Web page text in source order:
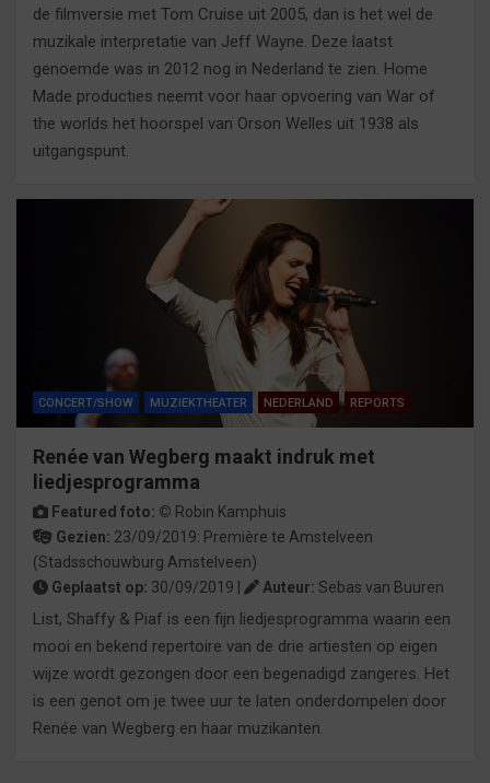
de filmversie met Tom Cruise uit 2005, dan is het wel de
muzikale interpretatie van Jeff Wayne. Deze laatst
genoemde was in 2012 nog in Nederland te zien. Home
Made producties neemt voor haar opvoering van War of
the worlds het hoorspel van Orson Welles uit 1938 als
uitgangspunt.
CONCERT/SHOW MUZIEKTHEATER NEDERLAND REPORTS
Renée van Wegberg maakt indruk met
liedjesprogramma
Featured foto: © Robin Kamphuis
Gezien: 23/09/2019: Première te Amstelveen
(Stadsschouwburg Amstelveen)
Geplaatst op: 30/09/2019 | Auteur: Sebas van Buuren
List, Shaffy & Piaf is een fijn liedjesprogramma waarin een
mooi en bekend repertoire van de drie artiesten op eigen
wijze wordt gezongen door een begenadigd zangeres. Het
is een genot om je twee uur te laten onderdompelen door
Renée van Wegberg en haar muzikanten.